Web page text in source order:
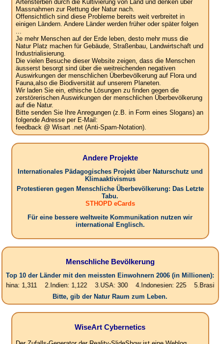
Artensterben durch die Kultivierung von Land und denken über
Massnahmen zur Rettung der Natur nach.
Offensichtlich sind diese Probleme bereits weit verbreitet in
einigen Ländern. Andere Länder werden früher oder später folgen
...
Je mehr Menschen auf der Erde leben, desto mehr muss die
Natur Platz machen für Gebäude, Straßenbau, Landwirtschaft und
Industrialisierung.
Die vielen Besuche dieser Website zeigen, dass die Menschen
äusserst besorgt sind über die weitreichenden negativen
Auswirkungen der menschlichen Überbevölkerung auf Flora und
Fauna,also die Biodiversität auf unserem Planeten.
Wir laden Sie ein, ethische Lösungen zu finden gegen die
zerstörerischen Auswirkungen der menschlichen Überbevölkerung
auf die Natur.
Bitte senden Sie Ihre Anregungen (z.B. in Form eines Slogans) an
folgende Adresse per E-Mail:
feedback @ Wisart .net (Anti-Spam-Notation).
Andere Projekte
Internationales Pädagogisches Projekt über Naturschutz und
Klimaaktivismus
Protestieren gegen Menschliche Überbevölkerung: Das Letzte
Tabu.
STHOPD eCards
Für eine bessere weltweite Kommunikation nutzen wir
international Englisch.
Menschliche Bevölkerung
Top 10 der Länder mit den meissten Einwohnern 2006 (in Millionen):
2.Indien: 1,122 3.USA: 300 4.Indonesien: 225 5.Brasilien: 187
Bitte, gib der Natur Raum zum Leben.
WiseArt Cybernetics